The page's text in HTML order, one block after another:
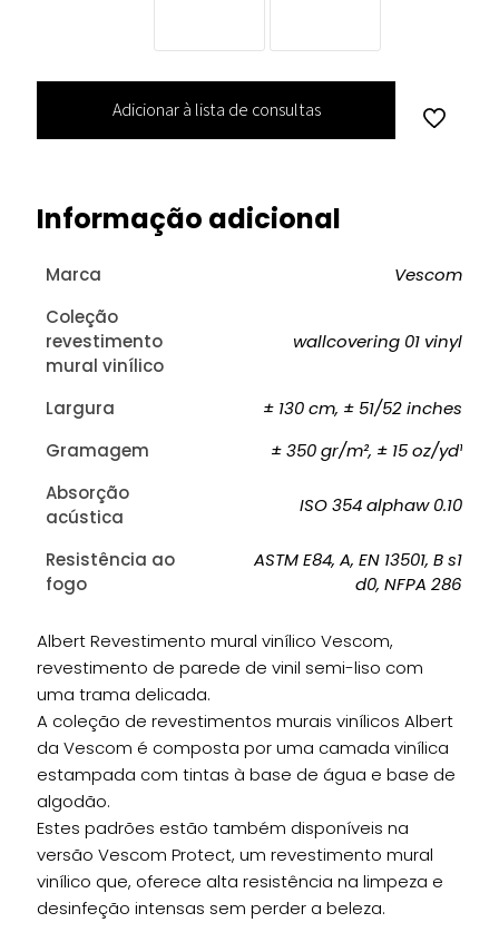
Adicionar à lista de consultas
Informação adicional
Marca
Vescom
Coleção
revestimento
mural vinílico
wallcovering 01 vinyl
Largura
± 130 cm, ± 51/52 inches
Gramagem
± 350 gr/m², ± 15 oz/yd¹
Absorção
acústica
ISO 354 alphaw 0.10
Resistência ao
fogo
ASTM E84, A, EN 13501, B s1
d0, NFPA 286
Albert Revestimento mural vinílico Vescom,
revestimento de parede de vinil semi-liso com
uma trama delicada.
A coleção de revestimentos murais vinílicos Albert
da Vescom é composta por uma camada vinílica
estampada com tintas à base de água e base de
algodão.
Estes padrões estão também disponíveis na
versão Vescom Protect, um revestimento mural
vinílico que, oferece alta resistência na limpeza e
desinfeção intensas sem perder a beleza.